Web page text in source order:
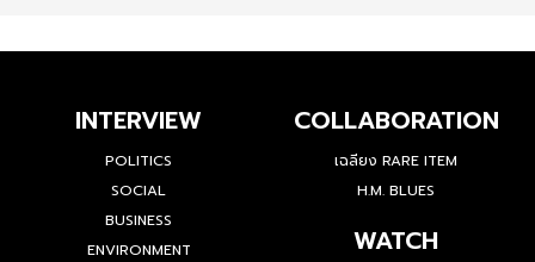
INTERVIEW
POLITICS
SOCIAL
BUSINESS
ENVIRONMENT
COLLABORATION
เฉลียง RARE ITEM
H.M. BLUES
WATCH